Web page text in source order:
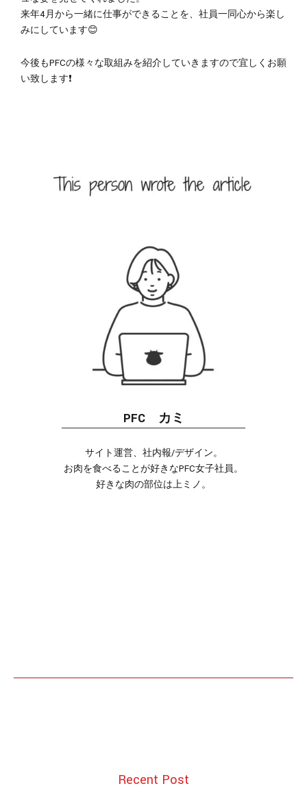
来年4月から一緒に仕事ができることを、社員一同心から楽し
みにしています😊
今後もPFCの様々な取組みを紹介していきますので宜しくお願
い致します❗️
PFC カミ
サイト運営、社内報/デザイン。
お肉を食べることが好きなPFC女子社員。
好きな肉の部位は上ミノ。
Recent Post